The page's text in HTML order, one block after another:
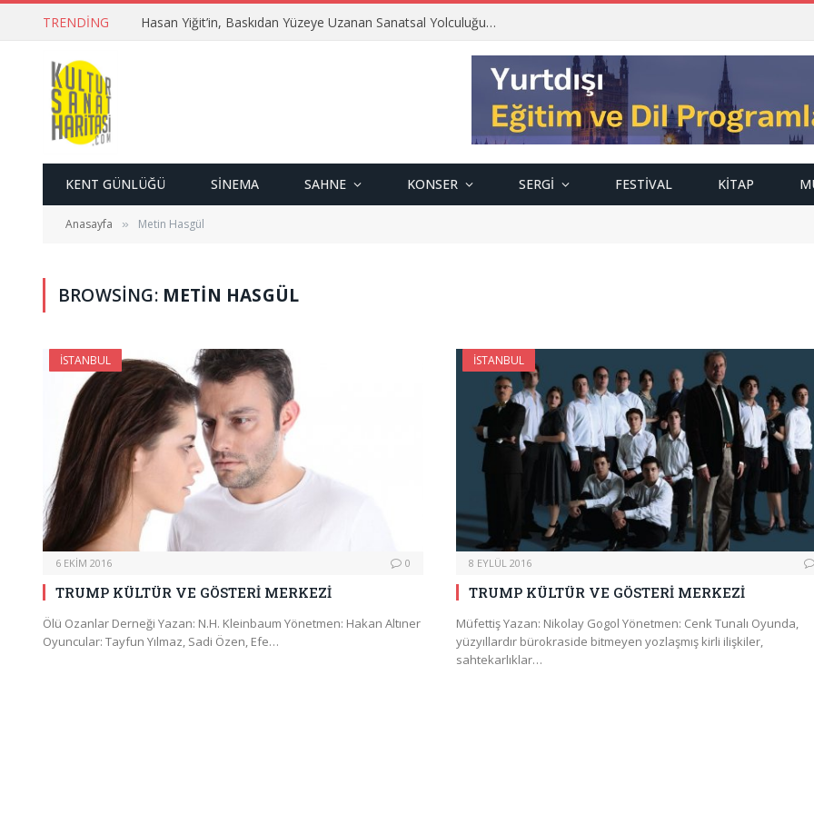
TRENDING Hasan Yiğit’in, Baskıdan Yüzeye Uzanan Sanatsal Yolculuğu…
KENT GÜNLÜĞÜ SINEMA SAHNE KONSER SERGI FESTIVAL KITAP
Anasayfa » Metin Hasgül
BROWSING: METIN HASGÜL
İSTANBUL
6 EKIM 2016 0
TRUMP KÜLTÜR VE GÖSTERİ MERKEZİ
Ölü Ozanlar Derneği Yazan: N.H. Kleinbaum Yönetmen: Hakan Altıner
Oyuncular: Tayfun Yılmaz, Sadi Özen, Efe…
İSTANBUL
8 EYLÜL 2016
TRUMP KÜLTÜR VE GÖSTERİ MERKEZİ
Müfettiş Yazan: Nikolay Gogol Yönetmen: Cenk Tunalı Oyunda,
yüzyıllardır bürokraside bitmeyen yozlaşmış kirli ilişkiler,
sahtekarlıklar…